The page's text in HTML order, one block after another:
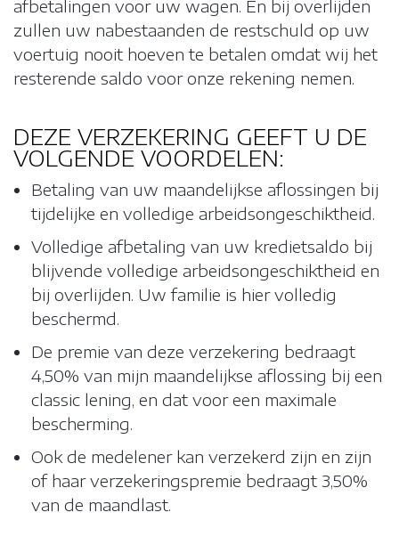
Matomo Tag Manager
Matomo Analytics
Facebook
KLANTENZONE
ONZE BROCHURE
FAQ
afbetalingen voor uw wagen. En bij overlijden
zullen uw nabestaanden de restschuld op uw
voertuig nooit hoeven te betalen omdat wij het
resterende saldo voor onze rekening nemen.
DEZE VERZEKERING GEEFT U DE
VOLGENDE VOORDELEN:
Betaling van uw maandelijkse aflossingen bij
tijdelijke en volledige arbeidsongeschiktheid.
Volledige afbetaling van uw kredietsaldo bij
blijvende volledige arbeidsongeschiktheid en
bij overlijden. Uw familie is hier volledig
beschermd.
De premie van deze verzekering bedraagt
4,50% van mijn maandelijkse aflossing bij een
classic lening, en dat voor een maximale
bescherming.
Ook de medelener kan verzekerd zijn en zijn
of haar verzekeringspremie bedraagt ​​3,50%
van de maandlast.